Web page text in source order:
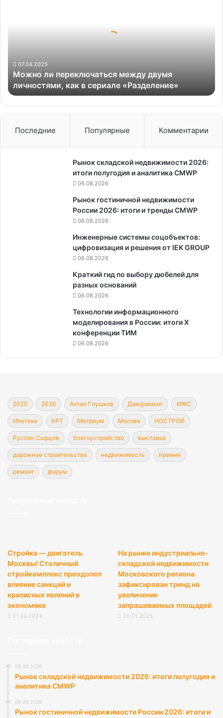
сериале
«Разделение»
07.04.2025
Можно ли переключаться между двумя
личностями, как в сериале «Разделение»
Последние Популярные Комментарии
Рынок складской недвижимости 2026:
итоги полугодия и аналитика CMWP
06.08.2026
Рынок гостиничной недвижимости
России 2026: итоги и тренды CMWP
06.08.2026
Инженерные системы соцобъектов:
цифровизация и решения от IEK GROUP
06.08.2026
Краткий гид по выбору дюбелей для
разных оснований
06.08.2026
Технологии информационного
моделирования в России: итоги X
конференции ТИМ
06.08.2026
2025 2026 Антон Глушков Дом/ремонт ИЖС
Ипотека КРТ Метриум Москва НОСТРОЙ
Руслан Сырцов благоустройство выставка
дорожное строительство недвижимость премия
ремонт форум
Стройка — двигатель
Москвы! Столичный
стройкомплекс преодолел
влияние санкций и
кризисных явлений в
экономике
01.03.2024
На рынке индустриально-
складской недвижимости
Московского региона
зафиксирован тренд на
увеличение
запрашиваемых площадей
26.01.2025
06.08.2026
Рынок складской недвижимости 2026: итоги полугодия и
аналитика CMWP
06.08.2026
Рынок гостиничной недвижимости России 2026: итоги и